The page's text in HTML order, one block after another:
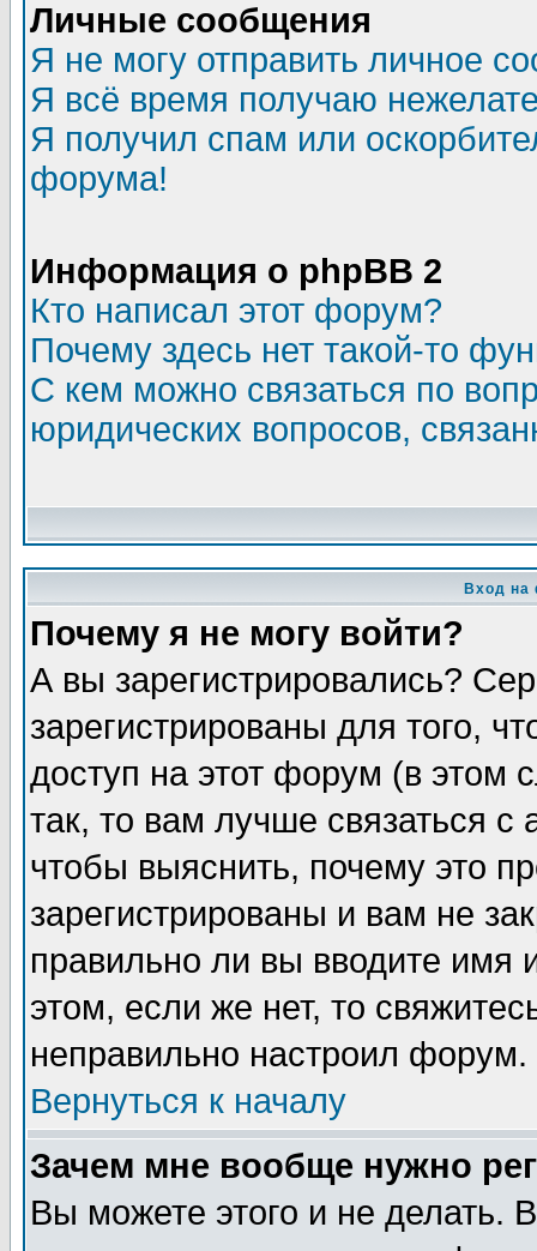
Личные сообщения
Я не могу отправить личное
Я всё время получаю
Я получил спам или
форума!
Информация о phpBB 2
Кто написал этот форум?
Почему здесь нет такой-то
С кем можно связаться по
юридических вопросов,
Вход на
Почему я не могу войти?
А вы зарегистрировались?
зарегистрированы для того,
доступ на этот форум (в этом
так, то вам лучше связаться
чтобы выяснить, почему это
зарегистрированы и вам не
правильно ли вы вводите
этом, если же нет, то
неправильно настроил форум.
Вернуться к началу
Зачем мне вообще нужно
Вы можете этого и не делать.